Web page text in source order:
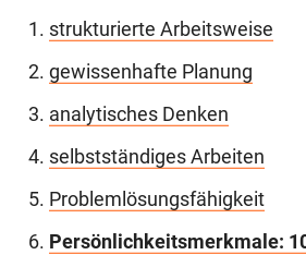
strukturierte Arbeitsweise
gewissenhafte Planung
analytisches Denken
selbstständiges Arbeiten
Problemlösungsfähigkeit
Persönlichkeitsmerkmale: